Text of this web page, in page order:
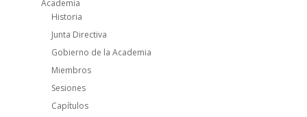
Academia
Historia
Junta Directiva
Gobierno de la Academia
Miembros
Sesiones
Capítulos